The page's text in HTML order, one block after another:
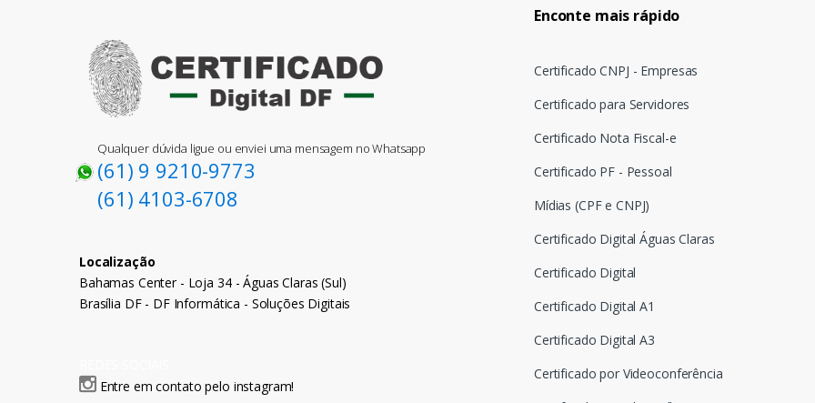
Enconte mais rápido
Certificado CNPJ - Empresas
Certificado para Servidores
Certificado Nota Fiscal-e
Certificado PF - Pessoal
Mídias (CPF e CNPJ)
Certificado Digital Águas Claras
Certificado Digital
Certificado Digital A1
Certificado Digital A3
Certificado por Videoconferência
Qualquer dúvida ligue ou enviei uma mensagem no Whatsapp
(61) 9 9210-9773
(61) 4103-6708
Localização
Bahamas Center - Loja 34 - Águas Claras (Sul)
Brasília DF - DF Informática - Soluções Digitais
Entre em contato pelo instagram!